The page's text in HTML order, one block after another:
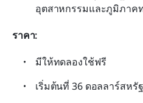
อุตสาหกรรมและภูมิภาค
ราคา:
มีให้ทดลองใช้ฟรี
เริ่มต้นที่ 36 ดอลลาร์สหรั